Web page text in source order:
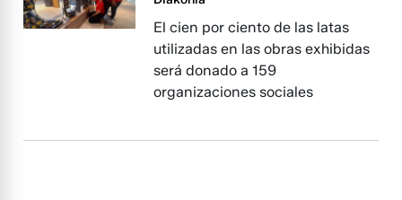
El cien por ciento de las latas
utilizadas en las obras exhibidas
será donado a 159
organizaciones sociales